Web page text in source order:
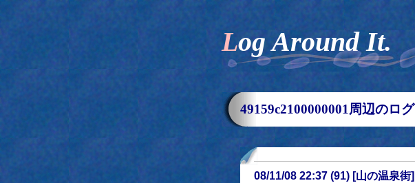
Log Around It.
49159c2100000001周辺のログ
08/11/08 22:37 (91) [山の温泉街]